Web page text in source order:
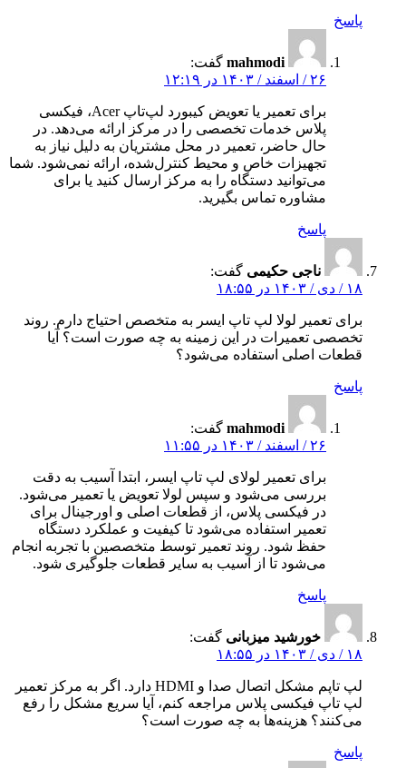
پاسخ
mahmodi گفت:
۲۶ / اسفند / ۱۴۰۳ در ۱۲:۱۹
برای تعمیر یا تعویض کیبورد لپ‌تاپ Acer، فیکسی
پلاس خدمات تخصصی را در مرکز ارائه می‌دهد. در
حال حاضر، تعمیر در محل مشتریان به دلیل نیاز به
تجهیزات خاص و محیط کنترل‌شده، ارائه نمی‌شود. شما
می‌توانید دستگاه را به مرکز ارسال کنید یا برای
مشاوره تماس بگیرید.
پاسخ
ناجی حکیمی گفت:
۱۸ / دی / ۱۴۰۳ در ۱۸:۵۵
برای تعمیر لولا لپ تاپ ایسر به متخصص احتیاج دارم. روند
تخصصی تعمیرات در این زمینه به چه صورت است؟ آیا
قطعات اصلی استفاده می‌شود؟
پاسخ
mahmodi گفت:
۲۶ / اسفند / ۱۴۰۳ در ۱۱:۵۵
برای تعمیر لولای لپ‌ تاپ ایسر، ابتدا آسیب به دقت
بررسی می‌شود و سپس لولا تعویض یا تعمیر می‌شود.
در فیکسی پلاس، از قطعات اصلی و اورجینال برای
تعمیر استفاده می‌شود تا کیفیت و عملکرد دستگاه
حفظ شود. روند تعمیر توسط متخصصین با تجربه انجام
می‌شود تا از آسیب به سایر قطعات جلوگیری شود.
پاسخ
خورشید میزبانی گفت:
۱۸ / دی / ۱۴۰۳ در ۱۸:۵۵
لپ تاپم مشکل اتصال صدا و HDMI دارد. اگر به مرکز تعمیر
لپ تاپ فیکسی پلاس مراجعه کنم، آیا سریع مشکل را رفع
می‌کنند؟ هزینه‌ها به چه صورت است؟
پاسخ